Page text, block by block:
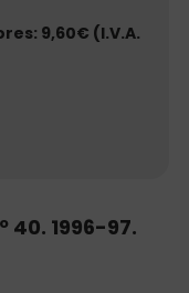
9,60€ (I.V.A.
40. 1996-97.